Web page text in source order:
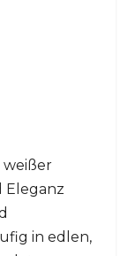
weißer
Eleganz
in edlen,